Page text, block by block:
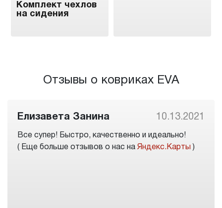
Комплект чехлов
на сидения
Отзывы о ковриках EVA
Елизавета Занина 10.13.2021
Все супер! Быстро, качественно и идеально!
( Еще больше отзывов о нас на Яндекс.Карты )